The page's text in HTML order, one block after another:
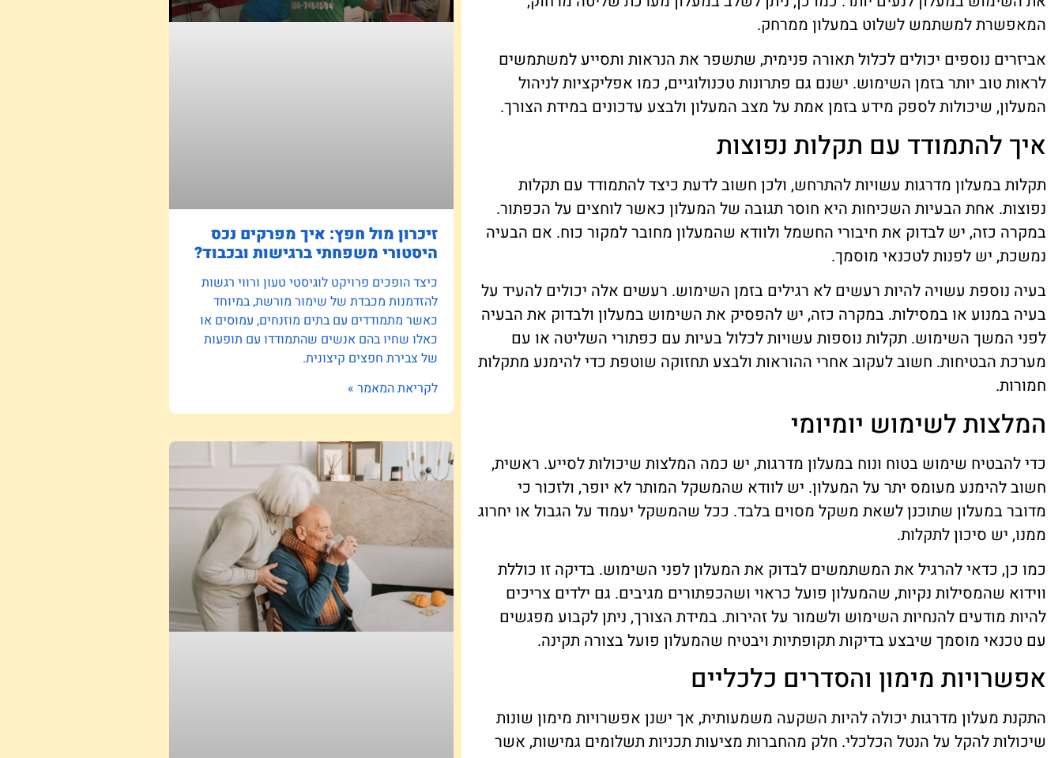
המאפשרת למשתמש לשלוט במעלון ממרחק.
אביזרים נוספים יכולים לכלול תאורה פנימית, שתשפר את הנראות ותסייע למשתמשים
לראות טוב יותר בזמן השימוש. ישנם גם פתרונות טכנולוגיים, כמו אפליקציות לניהול
המעלון, שיכולות לספק מידע בזמן אמת על מצב המעלון ולבצע עדכונים במידת הצורך.
איך להתמודד עם תקלות נפוצות
תקלות במעלון מדרגות עשויות להתרחש, ולכן חשוב לדעת כיצד להתמודד עם תקלות
נפוצות. אחת הבעיות השכיחות היא חוסר תגובה של המעלון כאשר לוחצים על הכפתור.
במקרה כזה, יש לבדוק את חיבורי החשמל ולוודא שהמעלון מחובר למקור כוח. אם הבעיה
נמשכת, יש לפנות לטכנאי מוסמך.
בעיה נוספת עשויה להיות רעשים לא רגילים בזמן השימוש. רעשים אלה יכולים להעיד על
בעיה במנוע או במסילות. במקרה כזה, יש להפסיק את השימוש במעלון ולבדוק את הבעיה
לפני המשך השימוש. תקלות נוספות עשויות לכלול בעיות עם כפתורי השליטה או עם
מערכת הבטיחות. חשוב לעקוב אחרי ההוראות ולבצע תחזוקה שוטפת כדי להימנע מתקלות
חמורות.
המלצות לשימוש יומיומי
כדי להבטיח שימוש בטוח ונוח במעלון מדרגות, יש כמה המלצות שיכולות לסייע. ראשית,
חשוב להימנע מעומס יתר על המעלון. יש לוודא שהמשקל המותר לא יופר, ולזכור כי
מדובר במעלון שתוכנן לשאת משקל מסוים בלבד. ככל שהמשקל יעמוד על הגבול או יחרוג
ממנו, יש סיכון לתקלות.
כמו כן, כדאי להרגיל את המשתמשים לבדוק את המעלון לפני השימוש. בדיקה זו כוללת
ווידוא שהמסילות נקיות, שהמעלון פועל כראוי ושהכפתורים מגיבים. גם ילדים צריכים
להיות מודעים להנחיות השימוש ולשמור על זהירות. במידת הצורך, ניתן לקבוע מפגשים
עם טכנאי מוסמך שיבצע בדיקות תקופתיות ויבטיח שהמעלון פועל בצורה תקינה.
אפשרויות מימון והסדרים כלכליים
התקנת מעלון מדרגות יכולה להיות השקעה משמעותית, אך ישנן אפשרויות מימון שונות
שיכולות להקל על הנטל הכלכלי. חלק מהחברות מציעות תכניות תשלומים גמישות, אשר
זיכרון מול חפץ: איך מפרקים נכס
היסטורי משפחתי ברגישות ובכבוד?
כיצד הופכים פרויקט לוגיסטי טעון ורווי רגשות
להזדמנות מכבדת של שימור מורשת, במיוחד
כאשר מתמודדים עם בתים מוזנחים, עמוסים או
כאלו שחיו בהם אנשים שהתמודדו עם תופעות
של צבירת חפצים קיצונית.
לקריאת המאמר »